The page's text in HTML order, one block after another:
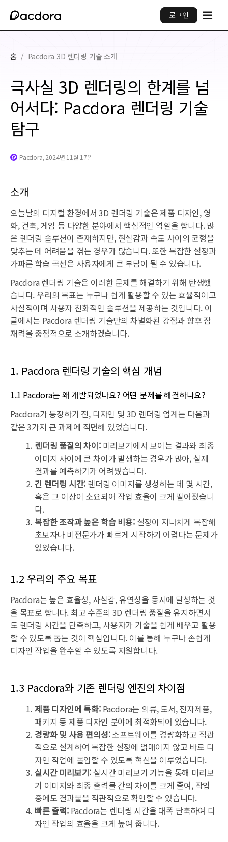
로그인
홈 / Pacdora 3D 렌더링 기술 소개
극사실 3D 렌더링의 한계를 넘
어서다: Pacdora 렌더링 기술
탐구
Pacdora, 2024년 11월 17일
소개
오늘날의 디지털 환경에서 3D 렌더링 기술은 제품 디자인, 영
화, 건축, 게임 등 다양한 분야에서 핵심적인 역할을 합니다. 많
은 렌더링 솔루션이 존재하지만, 현실감과 속도 사이의 균형을
맞추는 데 어려움을 겪는 경우가 많습니다. 또한 복잡한 설정과
가파른 학습 곡선은 사용자에게 큰 부담이 될 수 있습니다.
Pacdora 렌더링 기술은 이러한 문제를 해결하기 위해 탄생했
습니다. 우리의 목표는 누구나 쉽게 활용할 수 있는 효율적이고
사실적이며 사용자 친화적인 솔루션을 제공하는 것입니다. 이
글에서는 Pacdora 렌더링 기술만의 차별화된 강점과 향후 잠
재력을 중점적으로 소개하겠습니다.
1. Pacdora 렌더링 기술의 핵심 개념
1.1 Pacdora는 왜 개발되었나요? 어떤 문제를 해결하나요?
Pacdora가 등장하기 전, 디자인 및 3D 렌더링 업계는 다음과
같은 3가지 큰 과제에 직면해 있었습니다.
렌더링 품질의 차이:미리보기에서 보이는 결과와 최종
이미지 사이에 큰 차이가 발생하는 경우가 많아, 실제
결과를 예측하기가 어려웠습니다.
긴 렌더링 시간: 렌더링 이미지를 생성하는 데 몇 시간,
혹은 그 이상이 소요되어 작업 효율이 크게 떨어졌습니
다.
복잡한 조작과 높은 학습 비용:설정이 지나치게 복잡해
초보자나 비전문가가 빠르게 시작하기 어렵다는 문제가
있었습니다.
1.2 우리의 주요 목표
Pacdora는 높은 효율성, 사실감, 유연성을 동시에 달성하는 것
을 목표로 합니다. 최고 수준의 3D 렌더링 품질을 유지하면서
도 렌더링 시간을 단축하고, 사용자가 기술을 쉽게 배우고 활용
할 수 있도록 돕는 것이 핵심입니다. 이를 통해 누구나 손쉽게
디자인 작업을 완수할 수 있도록 지원합니다.
1.3 Pacdora와 기존 렌더링 엔진의 차이점
제품 디자인에 특화:Pacdora는 의류, 도서, 전자제품,
패키지 등 제품 디자인 분야에 최적화되어 있습니다.
경량화 및 사용 편의성:소프트웨어를 경량화하고 직관
적으로 설계하여 복잡한 설정에 얽매이지 않고 바로 디
자인 작업에 몰입할 수 있도록 혁신을 이루었습니다.
실시간 미리보기:실시간 미리보기 기능을 통해 미리보
기 이미지와 최종 출력물 간의 차이를 크게 줄여, 작업
중에도 결과물을 직관적으로 확인할 수 있습니다.
빠른 출력:Pacdora는 렌더링 시간을 대폭 단축하여 디
자인 작업의 효율을 크게 높여 줍니다.